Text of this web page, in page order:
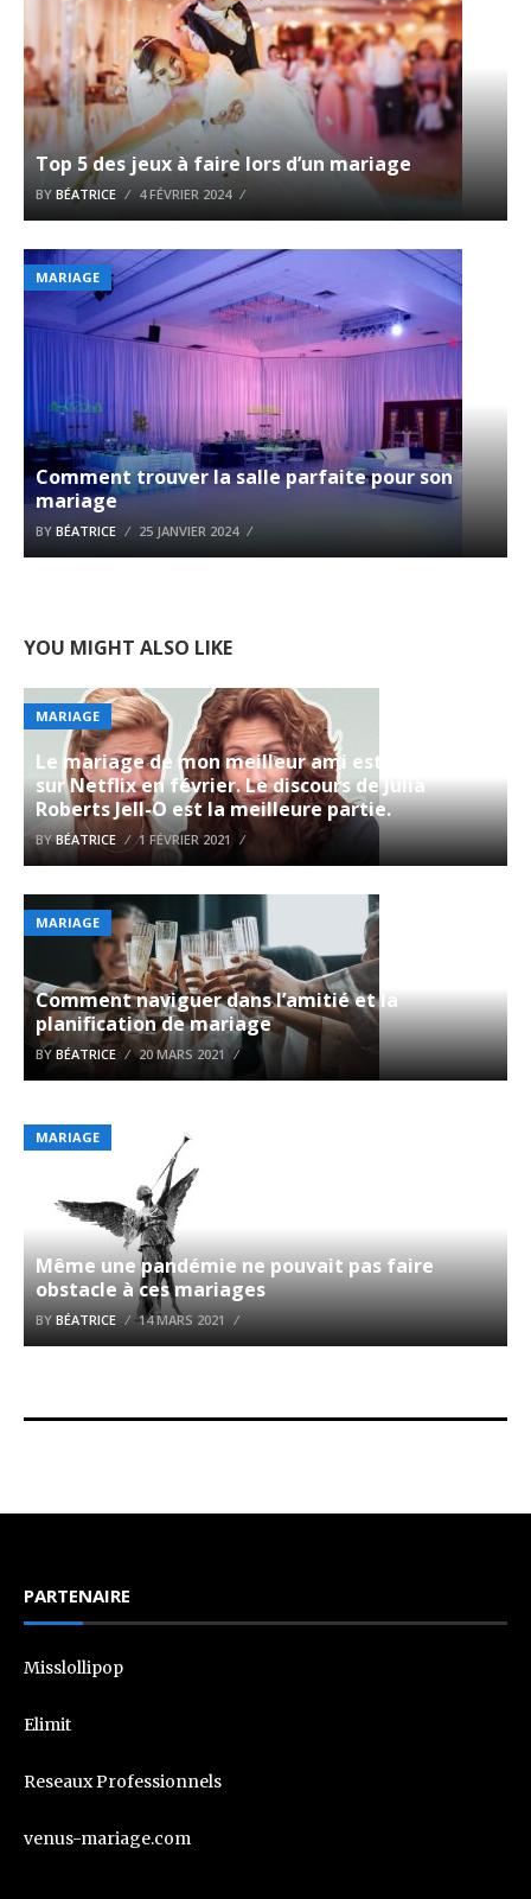
Top 5 des jeux à faire lors d’un mariage
BY BÉATRICE 4 FÉVRIER 2024
MARIAGE
Comment trouver la salle parfaite pour son
mariage
BY BÉATRICE 25 JANVIER 2024
YOU MIGHT ALSO LIKE
MARIAGE
Le mariage de mon meilleur ami est nouveau
sur Netflix en février. Le discours de Julia
Roberts Jell-O est la meilleure partie.
BYBÉATRICE 1 FÉVRIER 2021
MARIAGE
Comment naviguer dans l’amitié et la
planification de mariage
BY BÉATRICE 20 MARS 2021
MARIAGE
Même une pandémie ne pouvait pas faire
obstacle à ces mariages
BY BÉATRICE 14 MARS 2021
PARTENAIRE
Misslollipop
Elimit
Reseaux Professionnels
venus-mariage.com